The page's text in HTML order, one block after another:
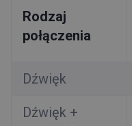
Rodzaj
połączenia
Dźwięk
Dźwięk +